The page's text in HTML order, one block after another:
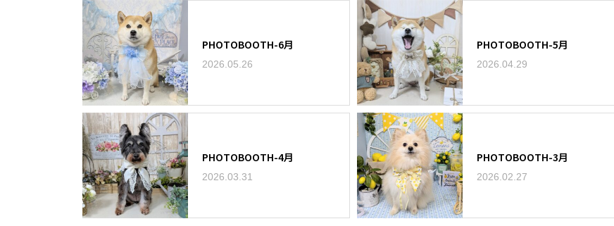
PHOTOBOOTH-6月
2026.05.26
PHOTOBOOTH-5月
2026.04.29
PHOTOBOOTH-4月
2026.03.31
PHOTOBOOTH-3月
2026.02.27